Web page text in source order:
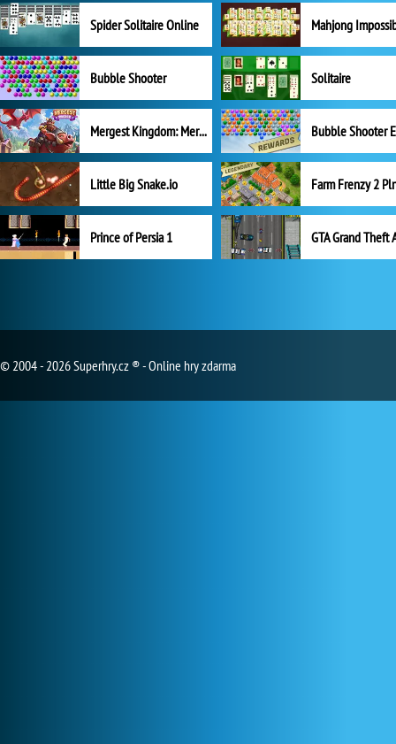
Spider Solitaire Online Mahjong
Bubble Shooter Solitaire
Mergest Kingdom: Merge Puzzle
Little Big Snake.io
Prince of Persia 1 GTA Grand Theft
© 2004 - 2026 Superhry.cz ® - Online hry zdarma